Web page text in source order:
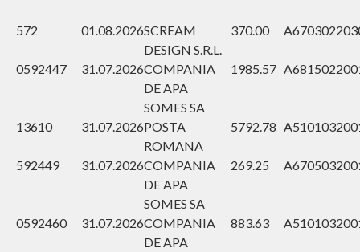
572 01.08.2026SCREAM
DESIGN S.R.L.
370.00 A670302
0592447 31.07.2026COMPANIA
DE APA
SOMES SA
1985.57 A681502
13610 31.07.2026POSTA
ROMANA
5792.78 A510103
592449 31.07.2026COMPANIA
DE APA
SOMES SA
269.25 A670503
0592460 31.07.2026COMPANIA
DE APA
883.63 A510103